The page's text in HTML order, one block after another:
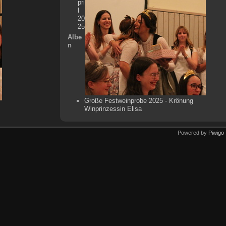
pri
l
20
25
Albe
n
Große Festweinprobe 2025 - Krönung
Winprinzessin Elisa
Powered by Piwigo